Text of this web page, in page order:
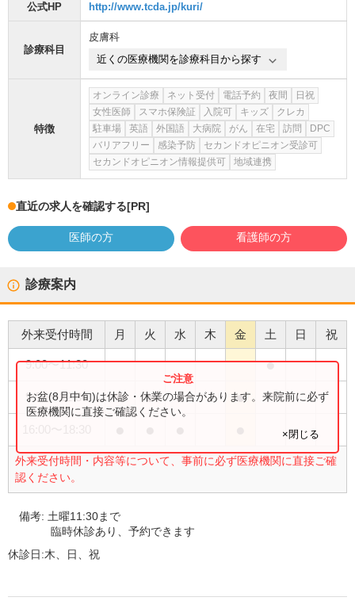
公式HP http://www.tcda.jp/kuri/
診療科目
皮膚科
近くの医療機関を診療科目から探す
特徴
オンライン診療 ネット受付 電話予約 夜間
日祝
女性医師
スマホ保険証 入院可 キッズ
クレカ
駐車場
英語 外国語 大病院 がん 在宅 訪問
DPC
バリアフリー
感染予防
セカンドオピニオン受診可
セカンドオピニオン情報提供可
地域連携
直近の求人を確認する[PR]
医師の方 看護師の方
診療案内
外来受付時間 月 火 水 木 金 土 日 祝
9:00〜11:30 ●
9:00〜12:30 ● ● ● ●
外来受付時間・内容等について、事前に必ず医療機関に直接ご確
認ください。
お盆(8月中旬)は休診・休業の場合があります。来院前に必ず
医療機関に直接ご確認ください。
×閉じる
備考: 土曜11:30まで
臨時休診あり、予約できます
休診日:木、日、祝